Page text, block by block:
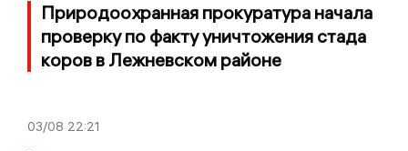
Природоохранная прокуратура начала
проверку по факту уничтожения стада
коров в Лежневском районе
03/08 22:21